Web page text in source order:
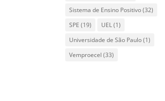
Sistema de Ensino Positivo(32)
SPE (19) UEL(1)
Universidade de São Paulo(1)
Vemproecel (33)